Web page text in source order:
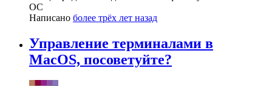
ОС
Написано более трёх лет назад
Управление терминалами в
MacOS, посоветуйте?